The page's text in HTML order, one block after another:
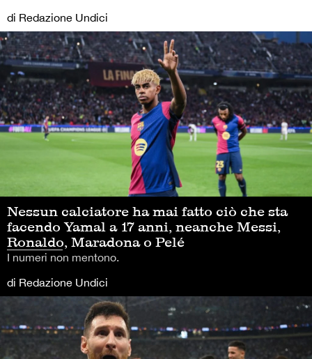
di Redazione Undici
Nessun calciatore ha mai fatto ciò che sta
facendo Yamal a 17 anni, neanche Messi,
Ronaldo, Maradona o Pelé
I numeri non mentono.
di Redazione Undici